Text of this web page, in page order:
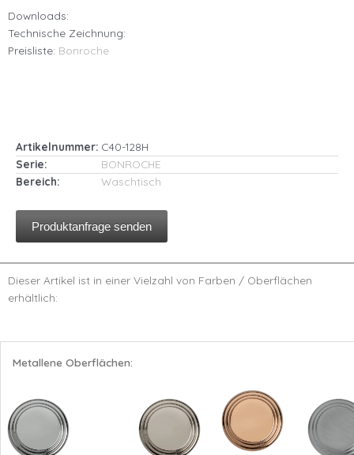
Downloads:
Technische Zeichnung:
Preisliste: Bonroche
Artikelnummer: C40-128H
Serie:
BONROCHE
Bereich:
Waschtisch
Produktanfrage senden
Dieser Artikel ist in einer Vielzahl von Farben / Oberflächen
erhältlich:
Metallene Oberflächen: